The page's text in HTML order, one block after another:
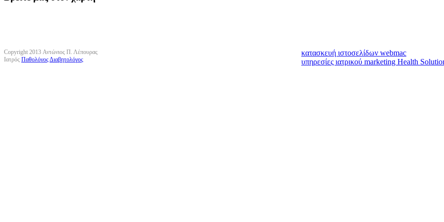
Copyright 2013 Αντώνιος Π. Λέπουρας
Ιατρός ΠαθολόγοςΔιαβητολόγος
κατασκευή ιστοσελίδων webmac
υπηρεσίες ιατρικού marketing Health